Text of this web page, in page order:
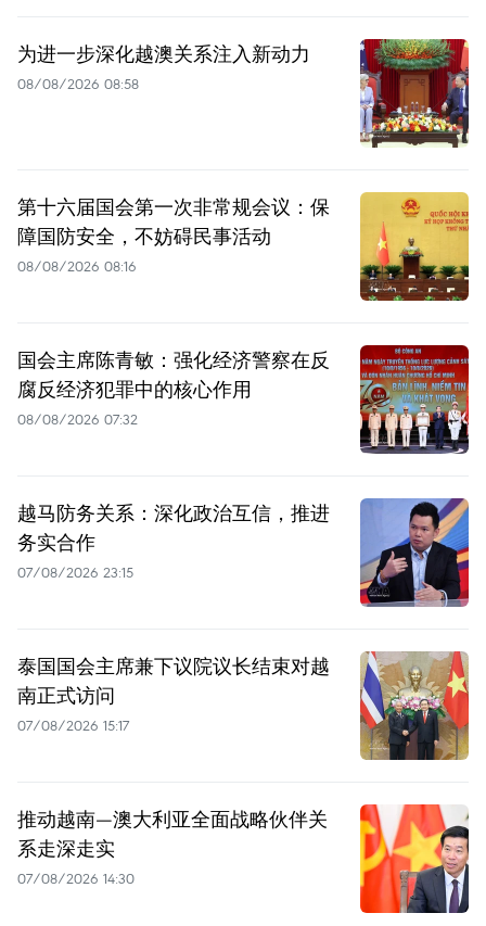
为进一步深化越澳关系注入新动力
08/08/2026 08:58
第十六届国会第一次非常规会议：保
障国防安全，不妨碍民事活动
08/08/2026 08:16
国会主席陈青敏：强化经济警察在反
腐反经济犯罪中的核心作用
08/08/2026 07:32
越马防务关系：深化政治互信，推进
务实合作
07/08/2026 23:15
泰国国会主席兼下议院议长结束对越
南正式访问
07/08/2026 15:17
推动越南—澳大利亚全面战略伙伴关
系走深走实
07/08/2026 14:30